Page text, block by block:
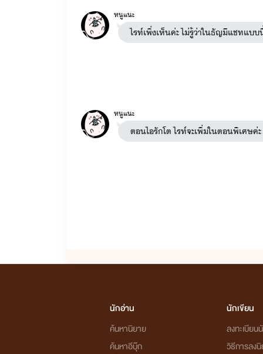
หนูแนะ
ไรท์เพิ่งเห็นค่ะ ไม่รู้ว่าในธัญมีแชทแบ
หนูแนะ
ตอนไอรักโต ไรท์จะเพิ่มในตอนพิเศษค่
นักอ่าน
ค้นหานิยาย
ค้นหาอีบุ๊ก
นักเขียน
ลงทะเบียน
วิธีการลง